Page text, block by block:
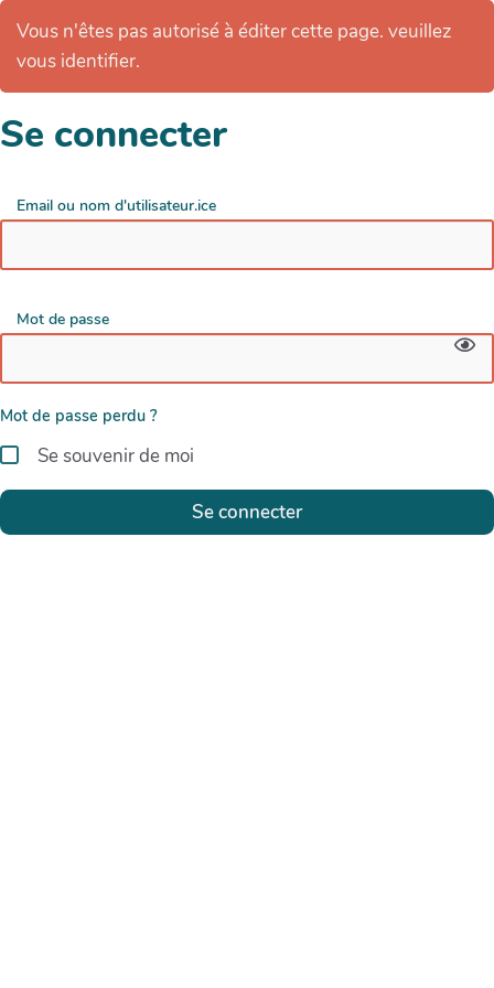
Vous n'êtes pas autorisé à éditer cette page. veuillez
vous identifier.
Se connecter
Email ou nom d'utilisateur.ice
Mot de passe
Mot de passe perdu ?
Se souvenir de moi
Se connecter